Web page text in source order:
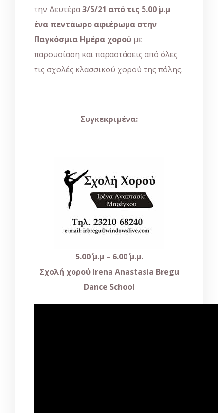
την Δευτέρα3/5/21 από τις 5.00΄ μ.μ
ένα πεντάωρο αφιέρωμα στην
Παγκόσμια Ημέρα χορού με
παρουσίαση και παραστάσεις από όλες
τις σχολές κλασσικού χορού της πόλης.
Συγκεκριμένα:
5.00΄ μ.μ – 6.00΄ μ.μ.
Σχολή χορού Irena Anastasia Bregu
Dance School